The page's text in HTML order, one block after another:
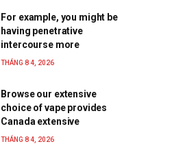
For example, you might be
having penetrative
intercourse more
THÁNG 8 4, 2026
Browse our extensive
choice of vape provides
Canada extensive
THÁNG 8 4, 2026